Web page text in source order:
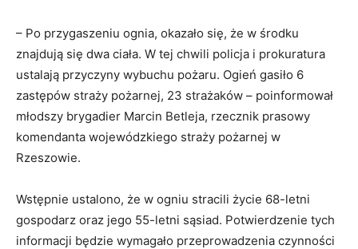
– Po przygaszeniu ognia, okazało się, że w środku
znajdują się dwa ciała. W tej chwili policja i prokuratura
ustalają przyczyny wybuchu pożaru. Ogień gasiło 6
zastępów straży pożarnej, 23 strażaków – poinformował
młodszy brygadier Marcin Betleja, rzecznik prasowy
komendanta wojewódzkiego straży pożarnej w
Rzeszowie.
Wstępnie ustalono, że w ogniu stracili życie 68-letni
gospodarz oraz jego 55-letni sąsiad. Potwierdzenie tych
informacji będzie wymagało przeprowadzenia czynności